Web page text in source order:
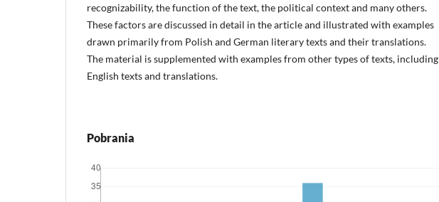
recognizability, the function of the text, the political context and many others.
These factors are discussed in detail in the article and illustrated with examples
drawn primarily from Polish and German literary texts and their translations.
The material is supplemented with examples from other types of texts, including
English texts and translations.
Pobrania